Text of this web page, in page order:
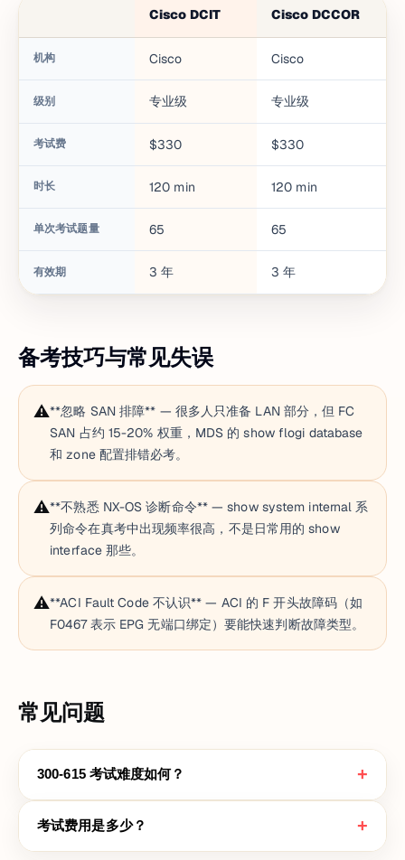
Cisco DCIT Cisco DCCOR
机构 Cisco Cisco
级别 专业级 专业级
考试费 $330 $330
时长 120 min 120 min
单次考试题量 65 65
有效期 3 年 3 年
备考技巧与常见失误
⚠️**忽略 SAN 排障** — 很多人只准备 LAN 部分，但 FC
SAN 占约 15-20% 权重，MDS 的 show flogi database
和 zone 配置排错必考。
⚠️**不熟悉 NX-OS 诊断命令** — show system internal 系
列命令在真考中出现频率很高，不是日常用的 show
interface 那些。
⚠️**ACI Fault Code 不认识** — ACI 的 F 开头故障码（如
F0467 表示 EPG 无端口绑定）要能快速判断故障类型。
常见问题
300-615 考试难度如何？ +
考试费用是多少？ +